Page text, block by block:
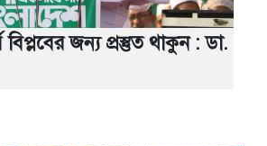
জন্য প্রস্তুত থাকুন : ডা.